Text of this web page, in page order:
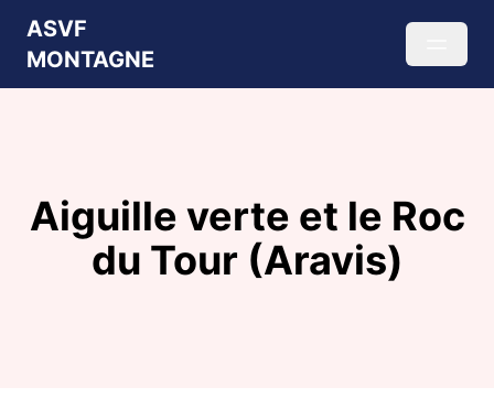
ASVF
MONTAGNE
Aiguille verte et le Roc
du Tour (Aravis)